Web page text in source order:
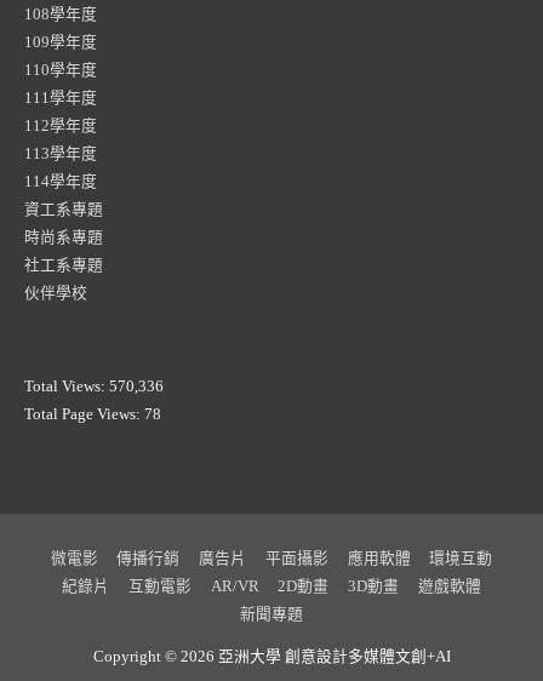
108學年度
109學年度
110學年度
111學年度
112學年度
113學年度
114學年度
資工系專題
時尚系專題
社工系專題
伙伴學校
Total Views: 570,336
Total Page Views: 78
微電影 傳播行銷 廣告片 平面攝影 應用軟體
環境互動
紀錄片
互動電影 AR/VR 2D動畫 3D動畫
遊戲軟體
新聞專題
Copyright © 2026 亞洲大學 創意設計多媒體文創+AI